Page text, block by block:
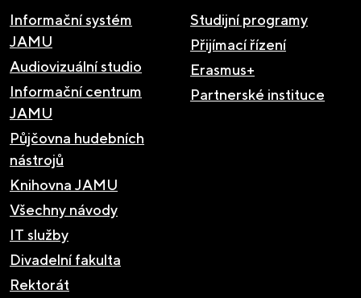
Informační systém
JAMU
Audiovizuální studio
Informační centrum
JAMU
Půjčovna hudebních
nástrojů
Knihovna JAMU
Všechny návody
IT služby
Divadelní fakulta
Rektorát
Studijní programy
Přijímací řízení
Erasmus+
Partnerské instituce